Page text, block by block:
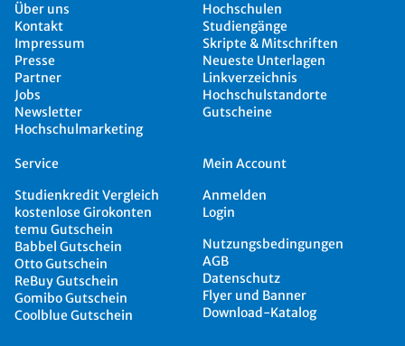
Über uns
Kontakt
Impressum
Presse
Partner
Jobs
Newsletter
Hochschulmarketing
Hochschulen
Studiengänge
Skripte & Mitschriften
Neueste Unterlagen
Linkverzeichnis
Hochschulstandorte
Gutscheine
Service
Studienkredit Vergleich
kostenlose Girokonten
temu Gutschein
Babbel Gutschein
Otto Gutschein
ReBuy Gutschein
Gomibo Gutschein
Coolblue Gutschein
Mein Account
Anmelden
Login
Nutzungsbedingungen
AGB
Datenschutz
Flyer und Banner
Download-Katalog